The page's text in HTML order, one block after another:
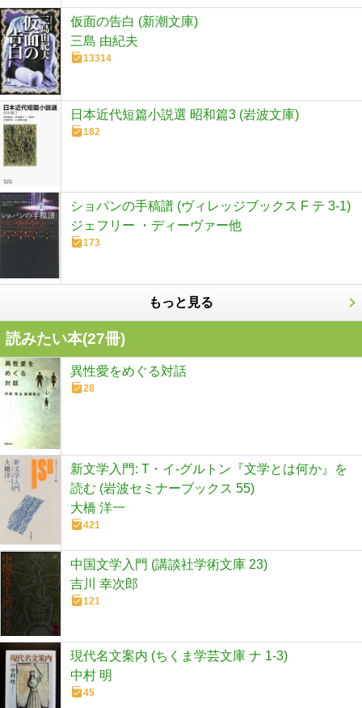
仮面の告白 (新潮文庫)
三島 由紀夫
13314
日本近代短篇小説選 昭和篇3 (岩波文庫)
182
ショパンの手稿譜 (ヴィレッジブックス F テ 3-1)
ジェフリー ・ディーヴァー他
173
もっと見る
読みたい本(27冊)
異性愛をめぐる対話
28
新文学入門: T・イ-グルトン『文学とは何か』を
読む (岩波セミナーブックス 55)
大橋 洋一
421
中国文学入門 (講談社学術文庫 23)
吉川 幸次郎
121
現代名文案内 (ちくま学芸文庫 ナ 1-3)
中村 明
45